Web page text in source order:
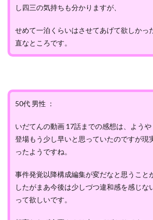
し四三の気持ちも分かりますが、
せめて一泊くらいはさせてあげて欲しかっ
直なところです。
50代 男性 ：
いだてんの動画 17話までの感想は、よう
登場もう少し早いと思っていたのですが現
ったようですね。
事件発覚以降構成編集が変だなと思うこと
したがまあ今後は少しづつ違和感を感じな
って欲しいです。